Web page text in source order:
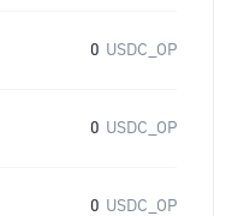
0 USDC_OP
0 USDC_OP
0 USDC_OP